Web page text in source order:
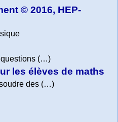
© 2016, HEP-
questions (…)
les élèves de maths
des (…)